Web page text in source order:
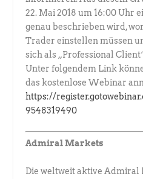
22. Mai 2018 um 16:00 Uhr
genau beschrieben wird,
Trader einstellen müssen
sich als „Professional
Unter folgendem Link
das kostenlose Webinar
https://
9548319490
Admiral Markets
Die weltweit aktive